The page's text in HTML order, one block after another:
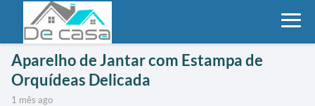
Aparelho de Jantar com Estampa de
Orquídeas Delicada
1 mês ago